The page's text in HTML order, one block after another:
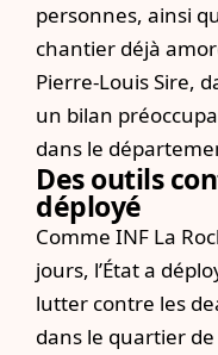
personnes, ainsi
chantier déjà
Pierre-Louis Sire,
un bilan
dans le
Des outils
déployé
Comme INF La
jours, l’État a
lutter contre les
dans le quartier